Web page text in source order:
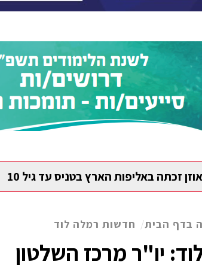
זכתה באליפות הארץ בטניס עד גיל 10
בדף הבית/ חדשות רמלה לוד
יו"ר מרכז השלטון